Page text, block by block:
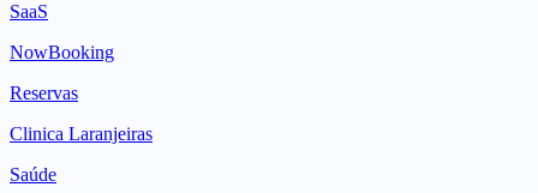
SaaS
NowBooking
Reservas
Clinica Laranjeiras
Saúde